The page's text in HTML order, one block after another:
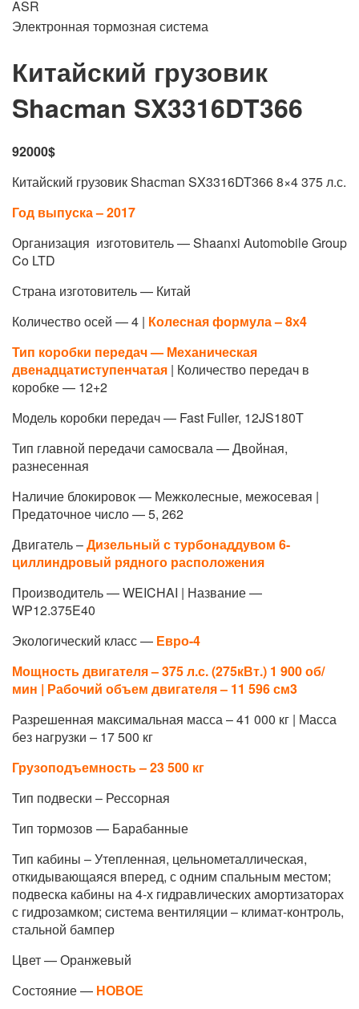
ASR
Электронная тормозная система
Китайский грузовик
Shaсman SX3316DT366
92000$
Китайский грузовик Shaсman SX3316DT366 8×4 375 л.с.
Год выпуска – 2017
Организация изготовитель — Shaanxi Automobile Group
Co LTD
Страна изготовитель — Китай
Количество осей — 4 | Колесная формула – 8х4
Тип коробки передач — Механическая
двенадцатиступенчатая | Количество передач в
коробке — 12+2
Модель коробки передач — Fast Fuller, 12JS180T
Тип главной передачи самосвала — Двойная,
разнесенная
Наличие блокировок — Межколесные, межосевая |
Предаточное число — 5, 262
Двигатель –Дизельный с турбонаддувом 6-
циллиндровый рядного расположения
Производитель — WEICHAI | Название —
WP12.375E40
Экологический класс — Евро-4
Мощность двигателя – 375 л.с. (275кВт.) 1 900 об/
мин | Рабочий объем двигателя – 11 596 см3
Разрешенная максимальная масса – 41 000 кг | Масса
без нагрузки – 17 500 кг
Грузоподъемность – 23 500 кг
Тип подвески – Рессорная
Тип тормозов — Барабанные
Тип кабины – Утепленная, цельнометаллическая,
откидывающаяся вперед, с одним спальным местом;
подвеска кабины на 4-х гидравлических амортизаторах
с гидрозамком; система вентиляции – климат-контроль,
стальной бампер
Цвет — Оранжевый
Состояние — НОВОЕ